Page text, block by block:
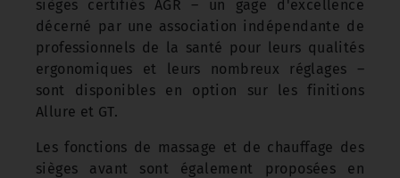
sièges certifiés AGR – un gage d'excellence
décerné par une association indépendante de
professionnels de la santé pour leurs qualités
ergonomiques et leurs nombreux réglages –
sont disponibles en option sur les finitions
Allure et GT.
Les fonctions de massage et de chauffage des
sièges avant sont également proposées en